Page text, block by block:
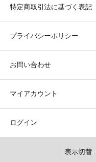
特定商取引法に基づく表記
プライバシーポリシー
お問い合わせ
マイアカウント
ログイン
表示切替 :